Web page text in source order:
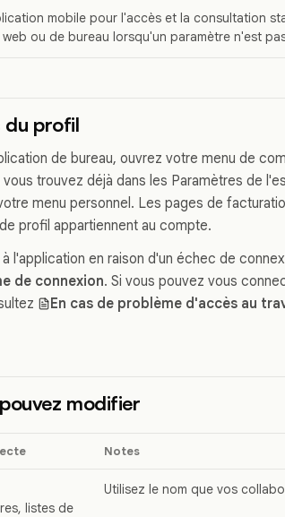
mobile pour l'accès et la consultation
ou de bureau lorsqu'un paramètre n'est
du profil
de bureau, ouvrez votre menu de
vous trouvez déjà dans les Paramètres de
menu personnel. Les pages de
profil appartiennent au compte.
l'application en raison d'un échec de
de connexion. Si vous pouvez vous
En cas de problème d'accès au
modifier
Notes
listes de
Utilisez le nom que vos